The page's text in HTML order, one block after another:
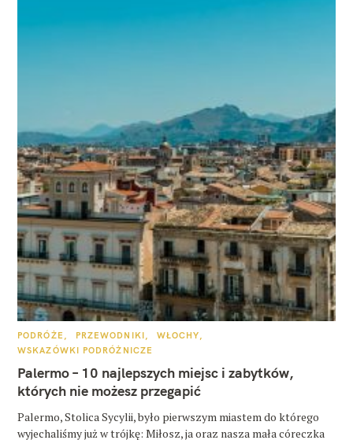
K
T
G
R
PODRÓŻE PRZEWODNIKI
WŁOCHY
WSKAZÓWKI PODRÓŻNICZE
Palermo – 10 najlepszych miejsc i zabytków,
których nie możesz przegapić
Palermo, Stolica Sycylii, było pierwszym miastem do którego
wyjechaliśmy już w trójkę: Miłosz, ja oraz nasza mała córeczka